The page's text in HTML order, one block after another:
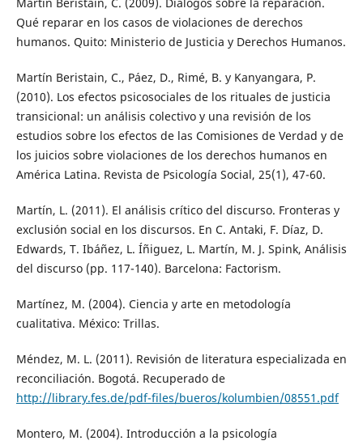
Qué reparar en los casos de violaciones de derechos
humanos. Quito: Ministerio de Justicia y Derechos Humanos.
Martín Beristain, C., Páez, D., Rimé, B. y Kanyangara, P.
(2010). Los efectos psicosociales de los rituales de justicia
transicional: un análisis colectivo y una revisión de los
estudios sobre los efectos de las Comisiones de Verdad y de
los juicios sobre violaciones de los derechos humanos en
América Latina. Revista de Psicología Social, 25(1), 47-60.
Martín, L. (2011). El análisis crítico del discurso. Fronteras y
exclusión social en los discursos. En C. Antaki, F. Díaz, D.
Edwards, T. Ibáñez, L. Íñiguez, L. Martín, M. J. Spink, Análisis
del discurso (pp. 117-140). Barcelona: Factorism.
Martínez, M. (2004). Ciencia y arte en metodología
cualitativa. México: Trillas.
Méndez, M. L. (2011). Revisión de literatura especializada en
reconciliación. Bogotá. Recuperado de
http://library.fes.de/pdf-files/bueros/kolumbien/08551.pdf
Montero, M. (2004). Introducción a la psicología